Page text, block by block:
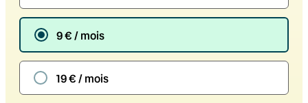
9 € / mois
19 € / mois